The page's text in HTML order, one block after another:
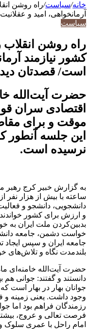
خانه/سیاست/راه روشن
آرمانخواهی، امید و
سیاست
راه روشن انقلاب
کشور نیازمند
است/ قصدتان
حضرت آیت‌الله
اقتصادی سران
موقت و برای
این جلسه آنطور
نرسیده است.
به گزارش خبیر کرج رهبر
ساعته با بیش از هزار
دانشجویی، دانشجو و
و ارزش برای کشور
بدبین‌‌کردن ملت ایران به
خواست دشمن، جامعه
جامعه ایران و سپس ایجاد
بلندمدت نگاه و تلاش‌های
حضرت آیت‌الله خامنه‌ای
دانستند و گفتند: جوانی هم
جوانان بهار در بهار است
وجود داشت. یعنی زمینه
رزمندگان فراهم بود اما
فرصت تعالی و عروج،
امام راحل با عمری سلوک